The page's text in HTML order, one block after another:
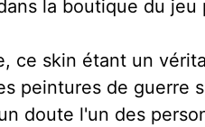
la boutique du jeu
ce skin étant un
peintures de guerre
doute l'un des